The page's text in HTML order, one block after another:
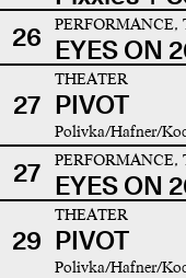
26 EYES ON
27
THEATER
PIVOT
Polivka/Hafner/
27 EYES ON
29
THEATER
PIVOT
Polivka/Hafner/